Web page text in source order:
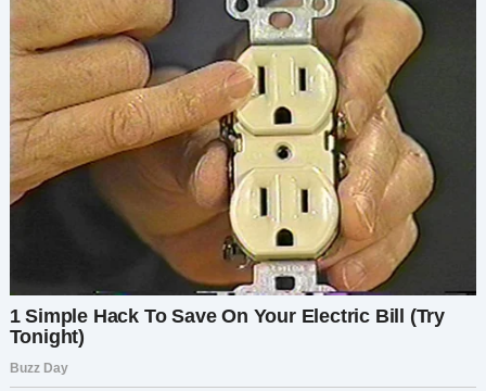
Следующие несколько дней дома стояла
натянутая тишина. Артём делал вид, что ничего
не случилось, но я видела, как он украдкой
поглядывает на меня, будто ждёт, что я
извинюсь или отступлю. Но я не собиралась.
Я позвонила своей лучшей подруге Марисе и
рассказала ей всё. Она молча выслушала, а
потом сказала:
— Ты знаешь, что должна сделать, правда?
— Думаю, да, — ответила я. — Но это будет
непросто.